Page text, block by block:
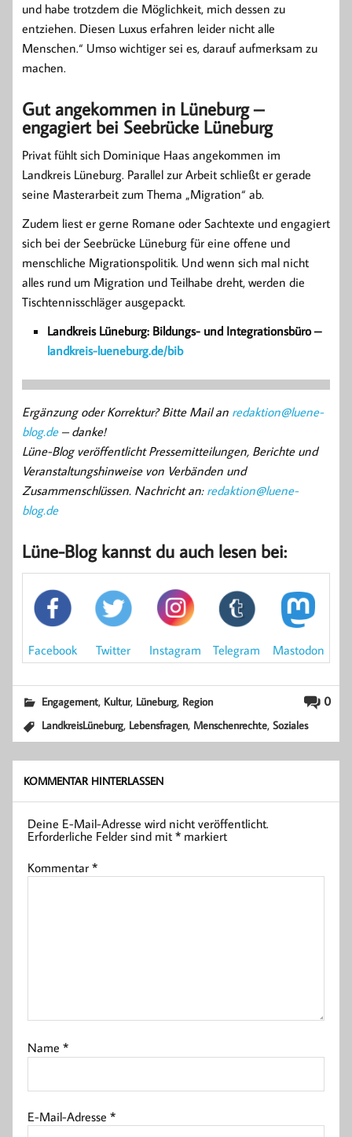
und habe trotzdem die Möglichkeit, mich dessen zu
entziehen. Diesen Luxus erfahren leider nicht alle
Menschen.“ Umso wichtiger sei es, darauf aufmerksam zu
machen.
Gut angekommen in Lüneburg –
engagiert bei Seebrücke Lüneburg
Privat fühlt sich Dominique Haas angekommen im
Landkreis Lüneburg. Parallel zur Arbeit schließt er gerade
seine Masterarbeit zum Thema „Migration“ ab.
Zudem liest er gerne Romane oder Sachtexte und engagiert
sich bei der Seebrücke Lüneburg für eine offene und
menschliche Migrationspolitik. Und wenn sich mal nicht
alles rund um Migration und Teilhabe dreht, werden die
Tischtennisschläger ausgepackt.
Landkreis Lüneburg: Bildungs- und Integrationsbüro –
landkreis-lueneburg.de/bib
Ergänzung oder Korrektur? Bitte Mail an redaktion@luene-
blog.de– danke!
Lüne-Blog veröffentlicht Pressemitteilungen, Berichte und
Veranstaltungshinweise von Verbänden und
Zusammenschlüssen. Nachricht an: redaktion@luene-
blog.de
Lüne-Blog kannst du auch lesen bei:
Facebook Twitter Instagram Telegram Mastodon
0
Engagement, Kultur, Lüneburg, Region
LandkreisLüneburg, Lebensfragen, Menschenrechte,Soziales
KOMMENTAR HINTERLASSEN
Deine E-Mail-Adresse wird nicht veröffentlicht.
Erforderliche Felder sind mit* markiert
Kommentar*
Name*
E-Mail-Adresse*